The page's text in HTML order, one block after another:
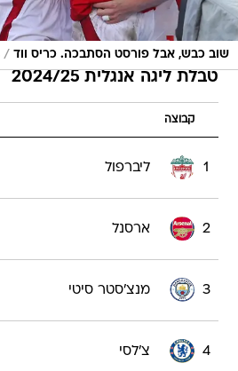
שוב כבש, אבל פורסט הסתבכה. כריס ווד /
טבלת ליגה אנגלית 2024/25
קבוצה
1 ליברפול
2 ארסנל
3 מנצ'סטר סיטי
4 צ'לסי